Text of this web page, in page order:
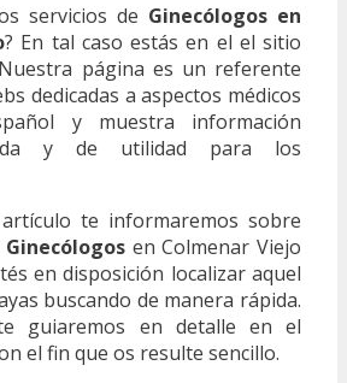
servicios de Ginecólogos en
? En tal caso estás en el el sitio
página es un referente
dedicadas a aspectos médicos
y muestra información
y de utilidad para los
te informaremos sobre
en Colmenar Viejo
en disposición localizar aquel
buscando de manera rápida.
guiaremos en detalle en el
el fin que os resulte sencillo.